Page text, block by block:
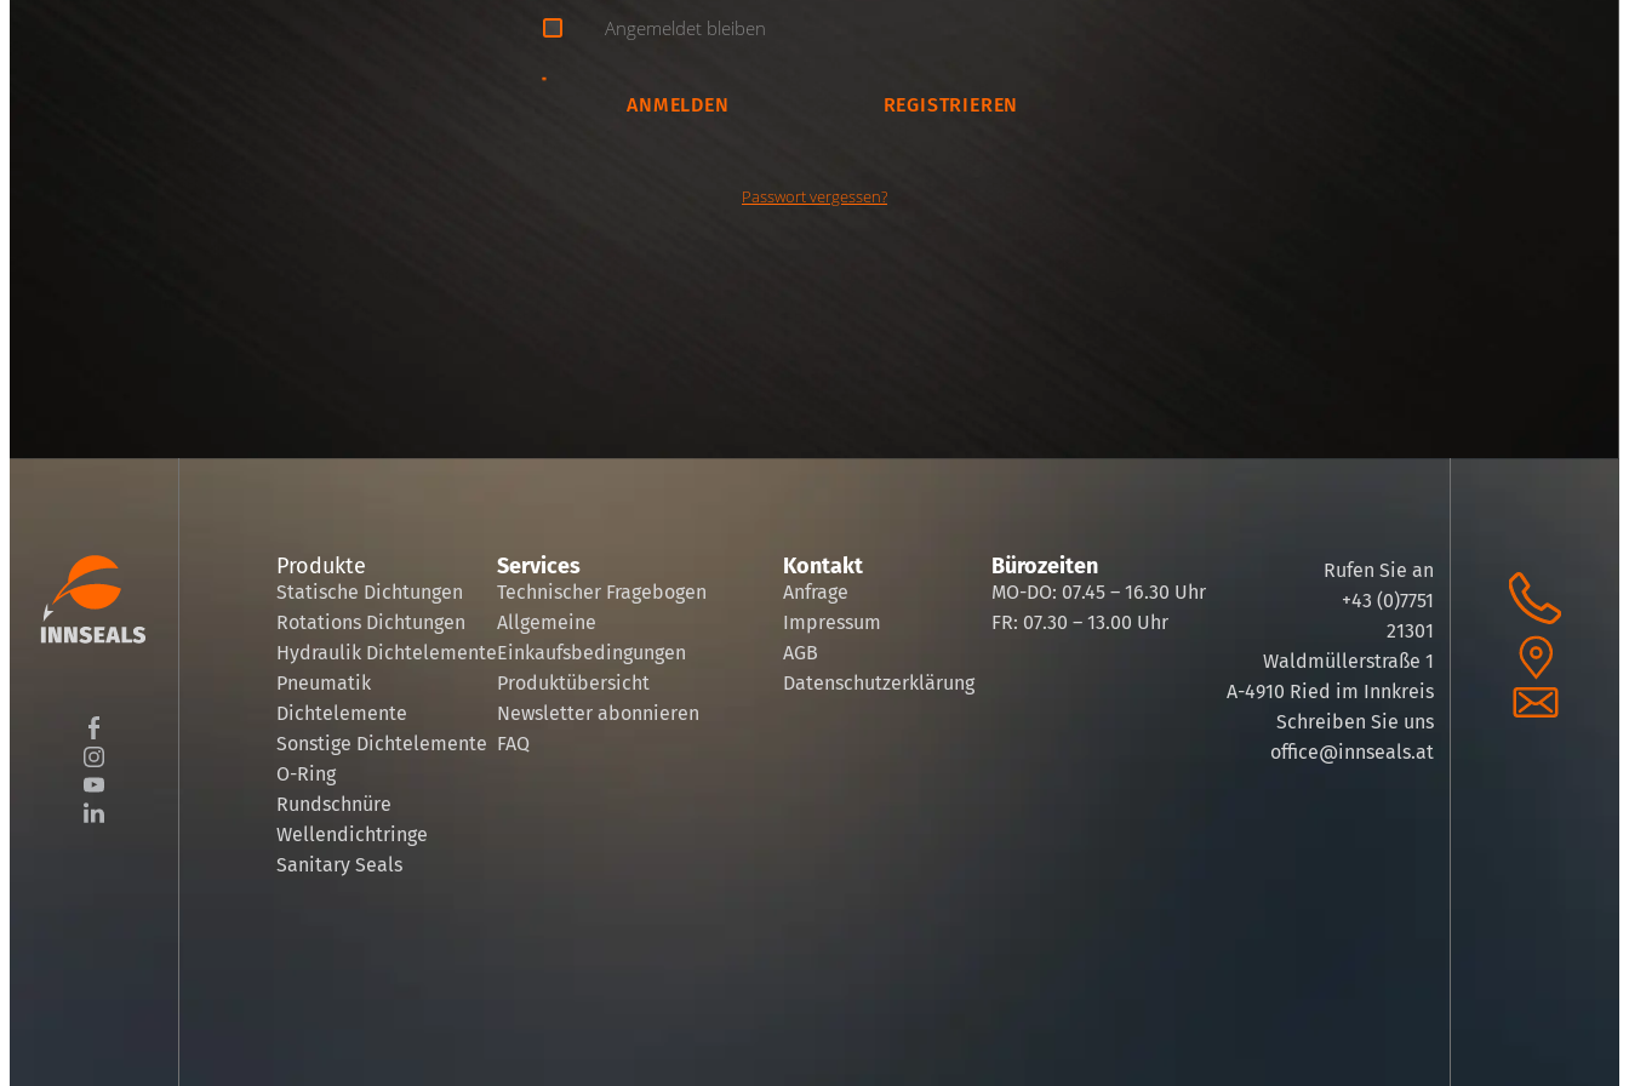
Angemeldet bleiben
REGISTRIEREN
Passwort vergessen?
Produkte
Statische Dichtungen
Rotations Dichtungen
Hydraulik Dichtelemente
Pneumatik
Dichtelemente
Sonstige Dichtelemente
O-Ring
Rundschnüre
Wellendichtringe
Sanitary Seals
Services
Technischer Fragebogen
Allgemeine
Einkaufsbedingungen
Produktübersicht
Newsletter abonnieren
FAQ
Kontakt
Anfrage
Impressum
AGB
Datenschutzerklärung
Bürozeiten
MO-DO: 07.45 – 16.30 Uhr
FR: 07.30 – 13.00 Uhr
Rufen Sie an
+43 (0)7751
21301
Waldmüllerstraße 1
A-4910 Ried im Innkreis
Schreiben Sie uns
office@innseals.at